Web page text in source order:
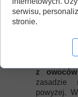
kolumnę
Typ
z
zasadzie
powyżej.
serwisu,
stronie.